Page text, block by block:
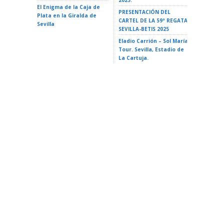
El Enigma de la Caja de
Plata en la Giralda de
Sevilla
PRESENTACIÓN DEL
CARTEL DE LA 59ª REGATA
SEVILLA-BETIS 2025
Eladio Carrión – Sol María
Tour. Sevilla, Estadio de
La Cartuja.